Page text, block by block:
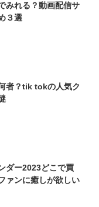
みれる？動画配信サ
３選
者？tik tokの人気ク
ダー2023どこで買
ァンに癒しが欲しい